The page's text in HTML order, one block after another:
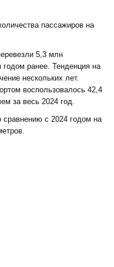
пассажиров на
5,3 млн
ранее. Тенденция на
нескольких лет.
воспользовалось 42,4
за весь 2024 год.
сравнению с 2024 годом на